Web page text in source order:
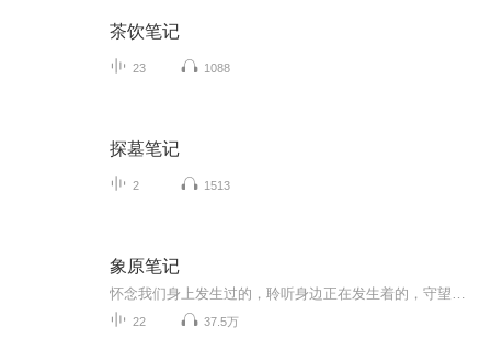
茶饮笔记
23 1088
探墓笔记
2 1513
象原笔记
22 37.5万